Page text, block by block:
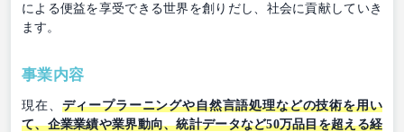
による便益を享受できる世界を創りだし、社会に貢献していき
ます。
事業内容
現在、 ディープラーニングや自然言語処理などの技術を用い
て、企業業績や業界動向、統計データなど50万品目を超える経